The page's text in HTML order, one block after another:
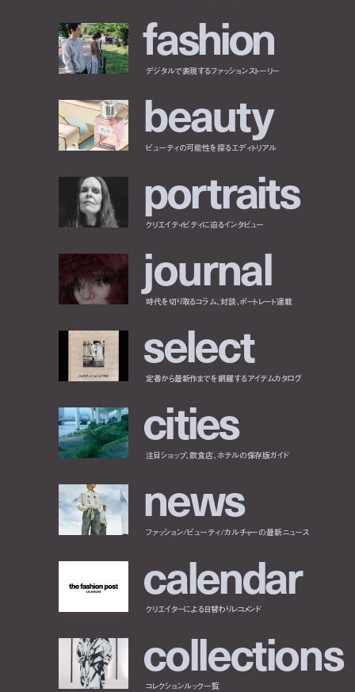
fashion
デジタルで表現するファッションストーリー
beauty
ビューティの可能性を探るエディトリアル
portraits
クリエイティビティに迫るインタビュー
journal
時代を切り取るコラム、対談、ポートレート連載
select
定番から最新作までを網羅するアイテムカタログ
cities
注目ショップ、飲食店、ホテルの保存版ガイド
news
ファッション/ビューティ/カルチャーの最新ニュース
calendar
クリエイターによる日替わりレコメンド
collections
コレクションルック一覧